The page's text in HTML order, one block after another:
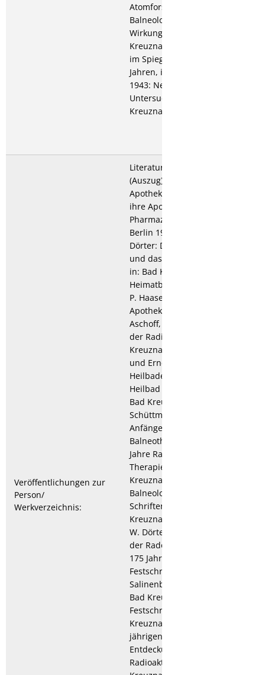
Atomforschung, in:
Balneologe; 1942:
Wirkung der Bad
Kreuznacher Heilquellen
im Spiegel von 100
Jahren, in: Balneologe 9;
1943: Neue
Untersuchungen im
Kreuznacher Salinental.
Veröffentlichungen zur
Person/
Werkverzeichnis:
Literatur zu Aschoff
(Auszug): A. Adlung: Alte
Apothekerfamilien und
ihre Apotheken, in:
Pharmazeutische Zeitung,
Berlin 1930, Nr. 16; W.
Dörter: Dr. Karl Aschoff
und das Bad Kreuznach,
in: Bad Kreuznacher
Heimatblätter 1965, Nr. 8;
P. Haase-Aschoff:
Apotheker Dr. Karl
Aschoff, der Entdecker
der Radioaktivität der Bad
Kreuznacher Heilquellen
und Erneuerer des
Heilbades, in:150 Jahre
Heilbad Bad Kreuznach,
Bad Kreuznach 1967; W.
Schüttmann: Aus den
Anfängen der Radon-
Balneotherapie, in: 75
Jahre Radonstollen-
Therapie in Bad
Kreuznach, 4. Folge der
Balneologischen
Schriftenreihe, Bad
Kreuznach 1988; Friedrich
W. Dörtelmann: Der Vater
der Radon-Therapie, in:
175 Jahre Heilbad,
Festschrift der Kur- und
Salinenbetriebe der Stadt
Bad Kreuznach 1992;
Festschrift der Stadt Bad
Kreuznach zum 100-
jährigen Jubiläum der
Entdeckung der
Radioaktivität der